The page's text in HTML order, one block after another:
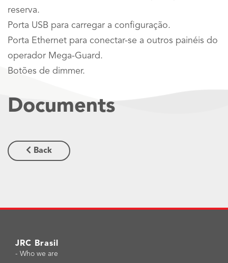
reserva.
Porta USB para carregar a configuração.
Porta Ethernet para conectar-se a outros painéis do
operador Mega-Guard.
Botões de dimmer.
Documents
Back
JRC Brasil
- Who we are